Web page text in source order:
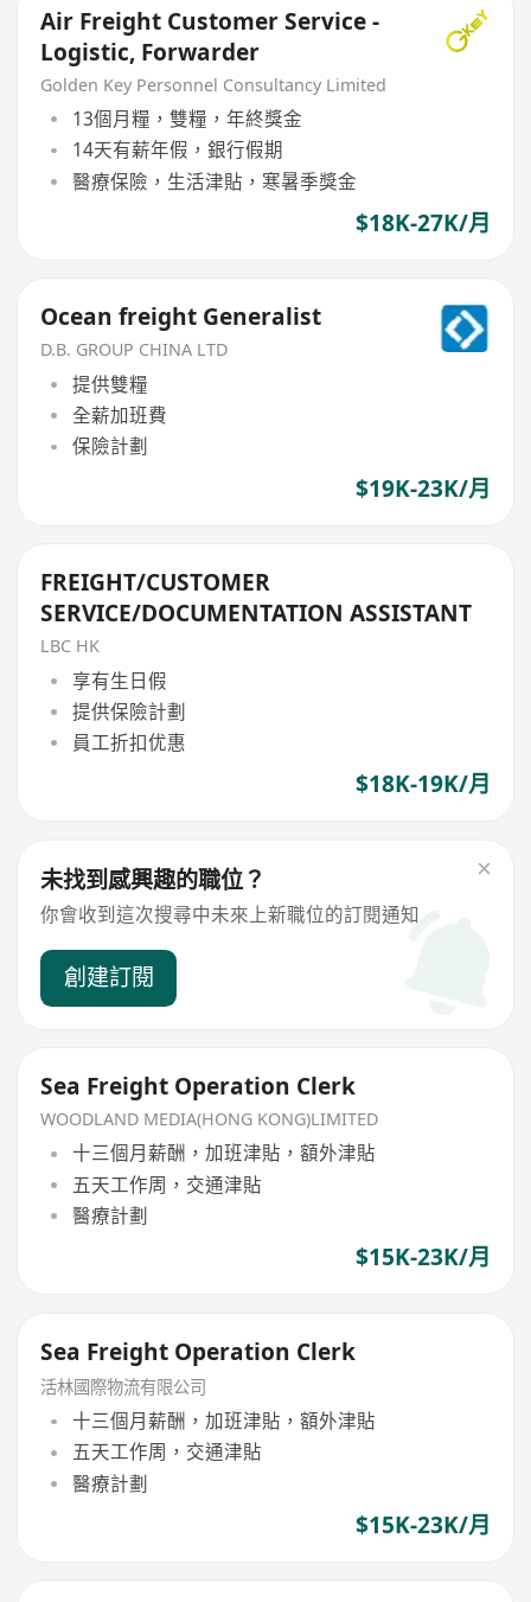
Air Freight Customer Service -
Logistic, Forwarder
Golden Key Personnel Consultancy Limited
13個月糧，雙糧，年終獎金
14天有薪年假，銀行假期
醫療保險，生活津貼，寒暑季獎金
$18K-27K/月
Ocean freight Generalist
D.B. GROUP CHINA LTD
提供雙糧
全薪加班費
保險計劃
$19K-23K/月
FREIGHT/CUSTOMER
SERVICE/DOCUMENTATION ASSISTANT
LBC HK
享有生日假
提供保險計劃
員工折扣优惠
$18K-19K/月
未找到感興趣的職位？
你會收到這次搜尋中未來上新職位的訂閱通知
創建訂閱
Sea Freight Operation Clerk
WOODLAND MEDIA(HONG KONG)LIMITED
十三個月薪酬，加班津貼，額外津貼
五天工作周，交通津貼
醫療計劃
$15K-23K/月
Sea Freight Operation Clerk
活林國際物流有限公司
十三個月薪酬，加班津貼，額外津貼
五天工作周，交通津貼
醫療計劃
$15K-23K/月